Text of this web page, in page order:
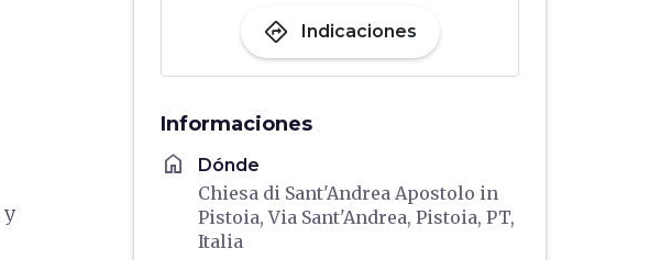
y
directions Indicaciones
Informaciones
home Dónde
Chiesa di Sant'Andrea Apostolo in
Pistoia, Via Sant'Andrea, Pistoia, PT,
Italia